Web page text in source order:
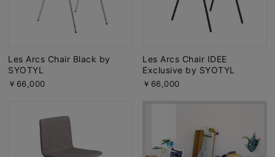
Les Arcs Chair Black by
SYOTYL
￥66,000
Les Arcs Chair IDEE
Exclusive by SYOTYL
￥66,000